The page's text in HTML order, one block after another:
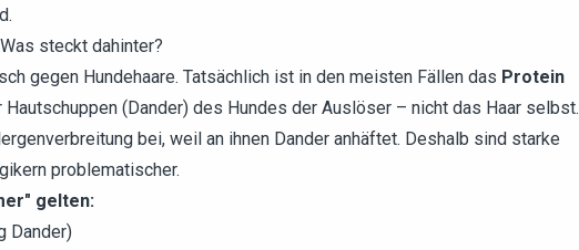
steckt dahinter?
gegen Hundehaare. Tatsächlich ist in den meisten Fällen das Protein
Hautschuppen (Dander) des Hundes der Auslöser – nicht das Haar selbst.
bei, weil an ihnen Dander anhäftet. Deshalb sind starke
problematischer.
gelten:
Dander)